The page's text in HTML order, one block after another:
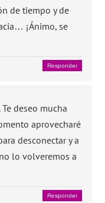
de tiempo y de
¡Ánimo, se
Responder
deseo mucha
aprovecharé
desconectar y a
lo volveremos a
Responder